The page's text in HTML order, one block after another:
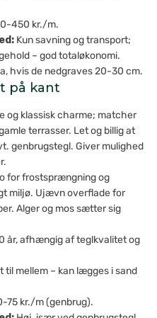
450 kr./m.
Kun savning og transport;
– god total­økonomi.
hvis de nedgraves 20-30 cm.
på kant
og klassisk charme; matcher
terrasser. Let og billig at
genbrugstegl. Giver mulighed
for frost­sprængning og
miljø. Ujævn overflade for
Alger og mos sætter sig
år, afhængig af teglkvalitet og
til mellem – kan lægges i sand
75 kr./m (genbrug).